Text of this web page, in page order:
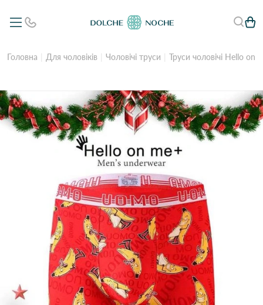
Головна Для чоловіків Чоловічі труси Труси чоловічі Hello on